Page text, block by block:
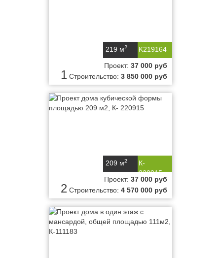
K219164
219 м2
1
Проект: 37 000 руб
Строительство: 3 850 000 руб
К-
220915
209 м2
2
Проект: 37 000 руб
Строительство: 4 570 000 руб